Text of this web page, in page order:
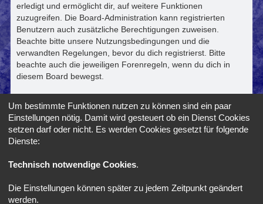
erledigt und ermöglicht dir, auf weitere Funktionen
zuzugreifen. Die Board-Administration kann registrierten
Benutzern auch zusätzliche Berechtigungen zuweisen.
Beachte bitte unsere Nutzungsbedingungen und die
verwandten Regelungen, bevor du dich registrierst. Bitte
beachte auch die jeweiligen Forenregeln, wenn du dich in
diesem Board bewegst.
Nutzungsbedingungen|Datenschutzerklärung
Registrieren
*SE Gamer Style byphpBB Styles
Um bestimmte Funktionen nutzen zu können sind ein paar
Einstellungen nötig. Damit wird gesteuert ob ein Dienst Cookies
setzen darf oder nicht. Es werden Cookies gesetzt für folgende
Dienste:
Technisch notwendige Cookies.
Die Einstellungen können später zu jedem Zeitpunkt geändert
werden.